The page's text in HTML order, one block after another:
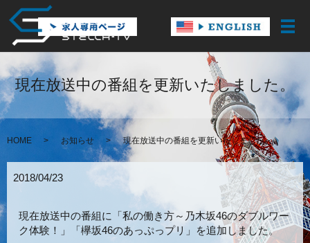
メ
現在放送中の番組を更新いたしました。
HOME お知らせ 現在放送中の番組を更新いたしました。
2018/04/23
現在放送中の番組に「私の働き方～乃木坂46のダブルワー
ク体験！」「欅坂46のあっぷっプリ」を追加しました。